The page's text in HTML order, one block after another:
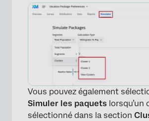
Vous pouvez également
Simuler les paquets lorsqu’un
sélectionné dans la section